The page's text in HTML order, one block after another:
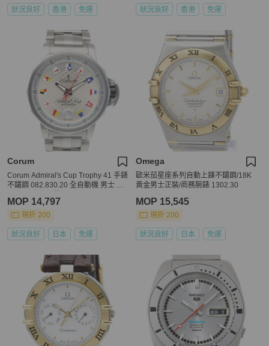
狀況良好 香港 免運 狀況良好 香港 免運
Corum
Corum Admiral's Cup Trophy 41 手錶
不鏽鋼 082.830.20 全自動機 男士 CO
MOP 14,797
現折 200
狀況良好 日本 免運
Omega
歐米茄星座系列自動上鍊不鏽鋼/18K
黃金男士正裝/商務腕錶 1302.30
MOP 15,545
現折 200
狀況良好 日本 免運